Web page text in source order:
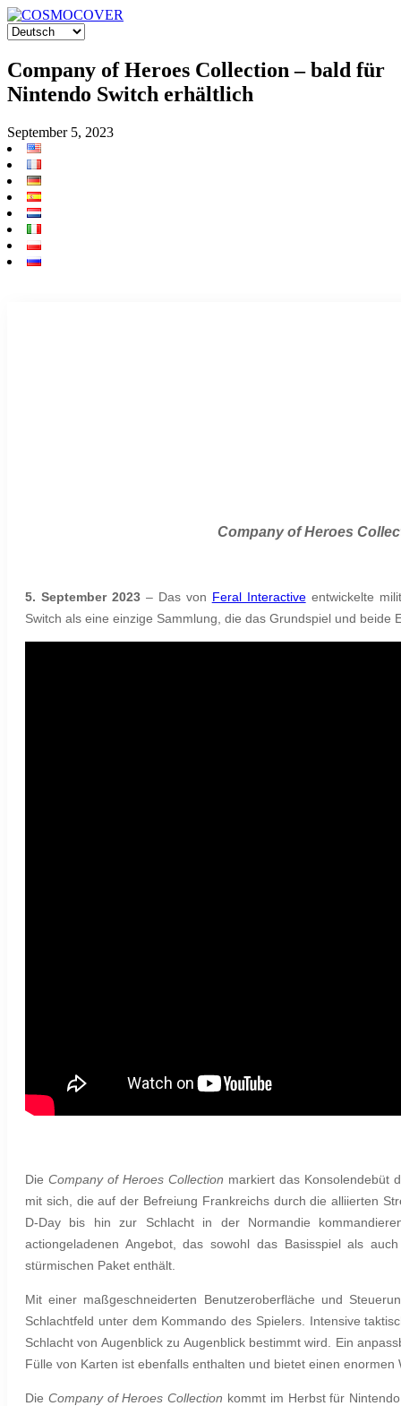
Company of Heroes Collection – bald für
Nintendo Switch erhältlich
September 5, 2023
Company of Heroes
5. September 2023– Das von Feral Interactiveentwickelte
Switch als eine einzige Sammlung, die das Grundspiel und beide
Die Company of Heroes Collection markiert das Konsolendebüt
mit sich, die auf der Befreiung Frankreichs durch die alliierten
D-Day bis hin zur Schlacht in der Normandie
actiongeladenen Angebot, das sowohl das Basisspiel als
stürmischen Paket enthält.
Mit einer maßgeschneiderten Benutzeroberfläche und
Schlachtfeld unter dem Kommando des Spielers. Intensive
Schlacht von Augenblick zu Augenblick bestimmt wird. Ein
Fülle von Karten ist ebenfalls enthalten und bietet einen
Die Company of Heroes Collection kommt im Herbst für